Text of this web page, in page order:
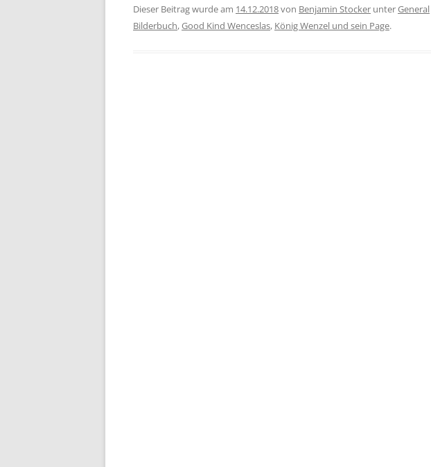
Dieser Beitrag wurde am 14.12.2018von Benjamin Stocker unterGeneral
Bilderbuch,Good Kind Wenceslas, König Wenzel und sein Page.